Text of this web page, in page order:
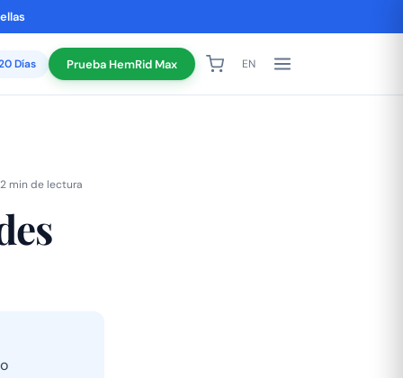
Días Prueba HemRid Max EN
min de lectura